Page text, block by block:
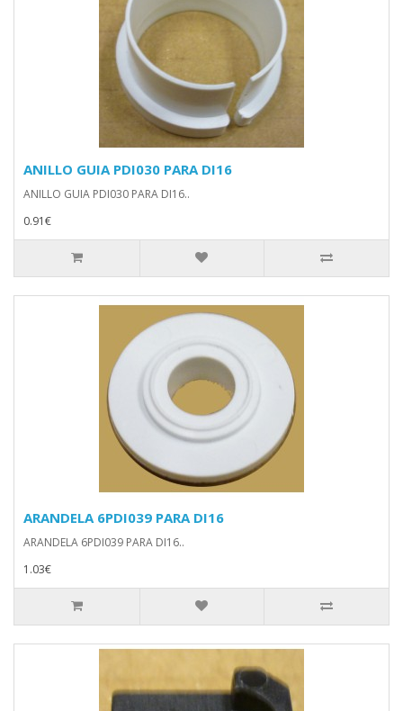
ANILLO GUIA PDI030 PARA DI16
ANILLO GUIA PDI030 PARA DI16..
0.91€
ARANDELA 6PDI039 PARA DI16
ARANDELA 6PDI039 PARA DI16..
1.03€